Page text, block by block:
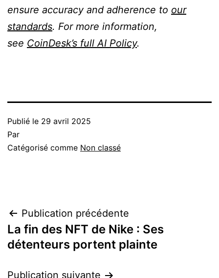
ensure accuracy and adherence to our
standards. For more information,
see CoinDesk’s full AI Policy.
Publié le 29 avril 2025
Par
Catégorisé comme Non classé
Navigation
de
Publication précédente
La fin des NFT de Nike : Ses
détenteurs portent plainte
Publication suivante